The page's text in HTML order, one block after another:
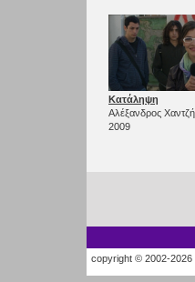
Κατάληψη
Αλέξανδρος
2009
copyright © 2002-2026